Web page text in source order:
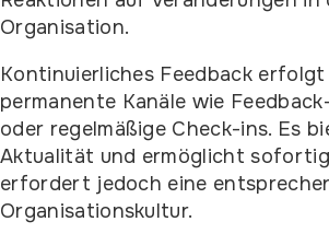
Organisation.
Kontinuierliches Feedback
permanente Kanäle wie
oder regelmäßige Check-ins. Es
Aktualität und ermöglicht
erfordert jedoch eine
Organisationskultur.